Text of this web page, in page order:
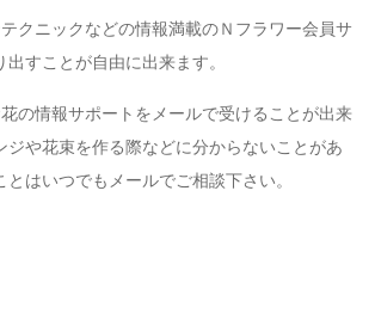
クニックなどの情報満載のＮフラワー会員サ
すことが自由に出来ます。
の情報サポートをメールで受けることが出来
ジや花束を作る際などに分からないことがあ
はいつでもメールでご相談下さい。